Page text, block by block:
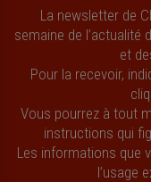
La newsletter de
semaine de l’actualité
et
Pour la recevoir,
Vous pourrez à tout
instructions qui
Les informations que
l’usage